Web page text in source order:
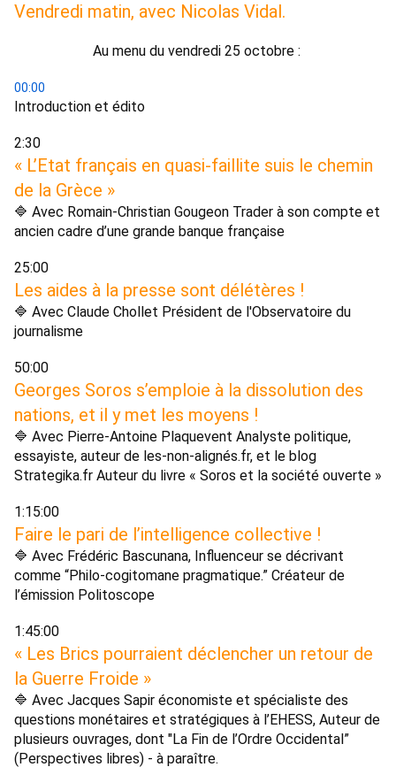
Vendredi matin, avec Nicolas Vidal.
Au menu du vendredi 25 octobre :
00:00
Introduction et édito
2:30
« L’Etat français en quasi-faillite suis le chemin
de la Grèce »
🔷 Avec Romain-Christian Gougeon Trader à son compte et
ancien cadre d’une grande banque française
25:00
Les aides à la presse sont délétères !
🔷 Avec Claude Chollet Président de l'Observatoire du
journalisme
50:00
Georges Soros s’emploie à la dissolution des
nations, et il y met les moyens !
🔷 Avec Pierre-Antoine Plaquevent Analyste politique,
essayiste, auteur de les-non-alignés.fr, et le blog
1:15:00
Faire le pari de l’intelligence collective !
🔷 Avec Frédéric Bascunana, Influenceur se décrivant
comme “Philo-cogitomane pragmatique.” Créateur de
l’émission Politoscope
1:45:00
« Les Brics pourraient déclencher un retour de
la Guerre Froide »
🔷 Avec Jacques Sapir économiste et spécialiste des
questions monétaires et stratégiques à l’EHESS, Auteur de
plusieurs ouvrages, dont "La Fin de l’Ordre Occidental”
(Perspectives libres) - à paraître.